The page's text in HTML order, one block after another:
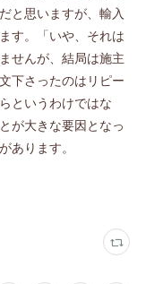
と思いますが、輸入
す。「いや、それは
せんが、結局は施主
下さったのはリピー
というわけではな
が大きな要因となっ
あります。